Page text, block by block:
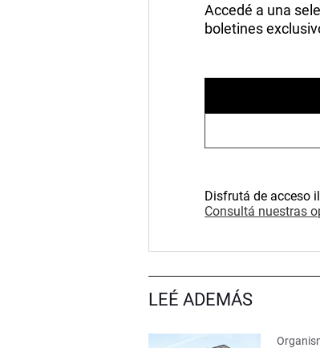
Accedé a una
boletines
Disfrutá de acceso
Consultá nuestras
LEÉ ADEMÁS